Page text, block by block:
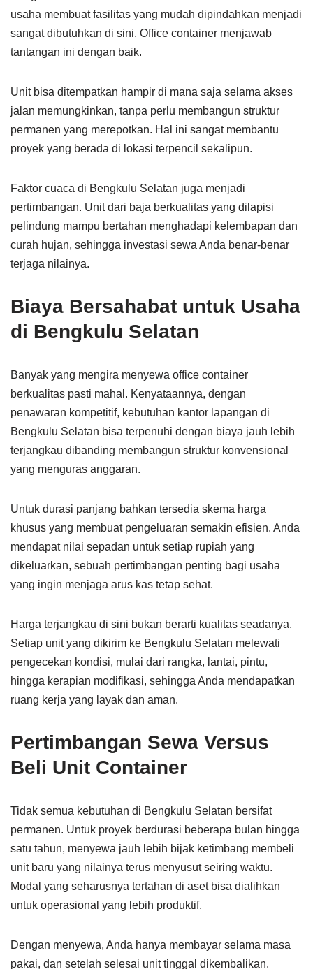
usaha membuat fasilitas yang mudah dipindahkan menjadi
sangat dibutuhkan di sini. Office container menjawab
tantangan ini dengan baik.
Unit bisa ditempatkan hampir di mana saja selama akses
jalan memungkinkan, tanpa perlu membangun struktur
permanen yang merepotkan. Hal ini sangat membantu
proyek yang berada di lokasi terpencil sekalipun.
Faktor cuaca di Bengkulu Selatan juga menjadi
pertimbangan. Unit dari baja berkualitas yang dilapisi
pelindung mampu bertahan menghadapi kelembapan dan
curah hujan, sehingga investasi sewa Anda benar-benar
terjaga nilainya.
Biaya Bersahabat untuk Usaha
di Bengkulu Selatan
Banyak yang mengira menyewa office container
berkualitas pasti mahal. Kenyataannya, dengan
penawaran kompetitif, kebutuhan kantor lapangan di
Bengkulu Selatan bisa terpenuhi dengan biaya jauh lebih
terjangkau dibanding membangun struktur konvensional
yang menguras anggaran.
Untuk durasi panjang bahkan tersedia skema harga
khusus yang membuat pengeluaran semakin efisien. Anda
mendapat nilai sepadan untuk setiap rupiah yang
dikeluarkan, sebuah pertimbangan penting bagi usaha
yang ingin menjaga arus kas tetap sehat.
Harga terjangkau di sini bukan berarti kualitas seadanya.
Setiap unit yang dikirim ke Bengkulu Selatan melewati
pengecekan kondisi, mulai dari rangka, lantai, pintu,
hingga kerapian modifikasi, sehingga Anda mendapatkan
ruang kerja yang layak dan aman.
Pertimbangan Sewa Versus
Beli Unit Container
Tidak semua kebutuhan di Bengkulu Selatan bersifat
permanen. Untuk proyek berdurasi beberapa bulan hingga
satu tahun, menyewa jauh lebih bijak ketimbang membeli
unit baru yang nilainya terus menyusut seiring waktu.
Modal yang seharusnya tertahan di aset bisa dialihkan
untuk operasional yang lebih produktif.
Dengan menyewa, Anda hanya membayar selama masa
pakai, dan setelah selesai unit tinggal dikembalikan.